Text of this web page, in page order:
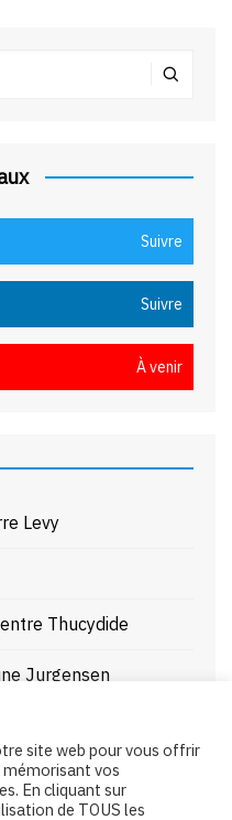
Suivre
Suivre
À venir
Levy
Thucydide
Jurgensen
enjeux stratégiques
site web pour vous offrir
vos
En cliquant sur
de TOUS les